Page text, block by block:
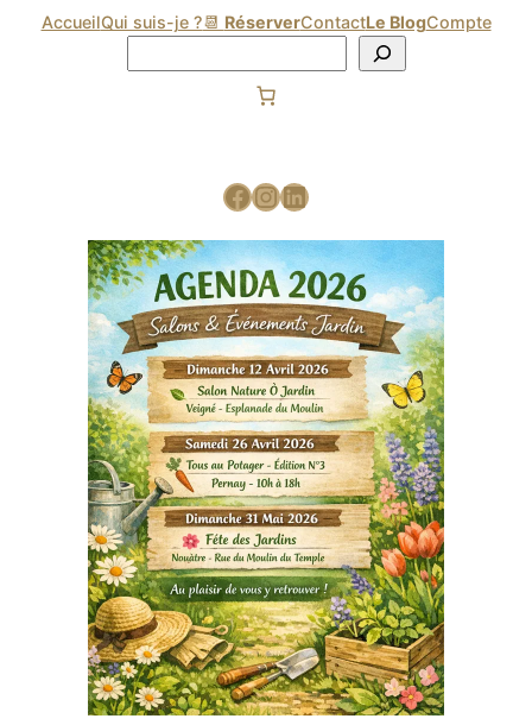
AccueilQui suis-je ?📆 RéserverContactLe BlogCompte